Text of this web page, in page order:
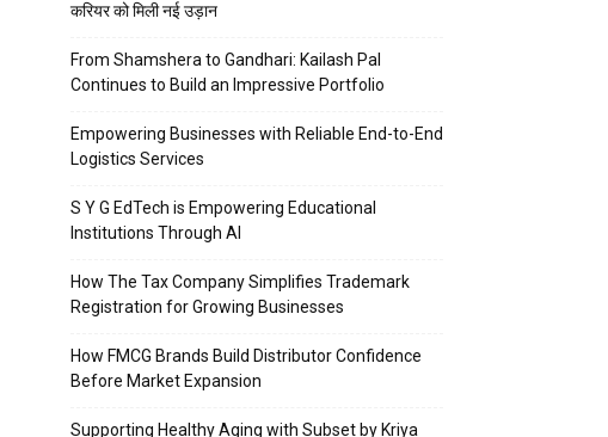
करियर को मिली नई उड़ान
From Shamshera to Gandhari: Kailash Pal
Continues to Build an Impressive Portfolio
Empowering Businesses with Reliable End-to-End
Logistics Services
S Y G EdTech is Empowering Educational
Institutions Through AI
How The Tax Company Simplifies Trademark
Registration for Growing Businesses
How FMCG Brands Build Distributor Confidence
Before Market Expansion
Supporting Healthy Aging with Subset by Kriya